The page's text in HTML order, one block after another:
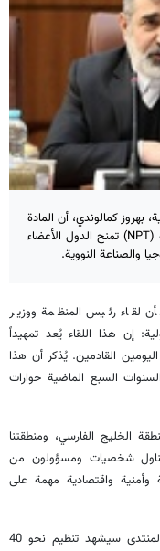
بهروز كمالوندي، أن المادة
الرابعة من معاهدة عدم انتشار الأسلحة النووية (NPT) تمنح الدول الأعضاء
والصناعة النووية.
لقاء رئيس المنظمة ووزير
إن هذا اللقاء يُعد تمهيداً
القادمين. يُذكر أن هذا
2018، وشهد خلال السنوات السبع الماضية حوارات
الخليج الفارسي، ومنطقتنا
شخصيات ومسؤولون من
واقتصادية مهمة على
وأوضح المتحدث باسم منظمة الطاقة الذرية أن المنتدى سيشهد تنظيم نحو 40